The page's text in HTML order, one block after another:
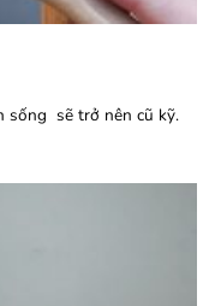
sống sẽ trở nên cũ kỹ.